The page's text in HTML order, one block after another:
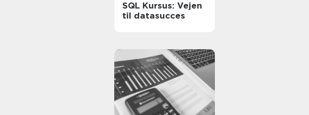
SQL Kursus: Vejen
til datasucces